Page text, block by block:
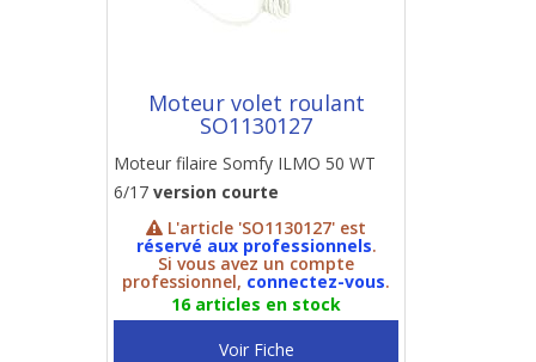
Moteur volet roulant
SO1130127
Moteur filaire Somfy ILMO 50 WT
6/17 version courte
L'article 'SO1130127' est
réservé aux professionnels.
Si vous avez un compte
professionnel, connectez-vous.
16 articles en stock
Voir Fiche